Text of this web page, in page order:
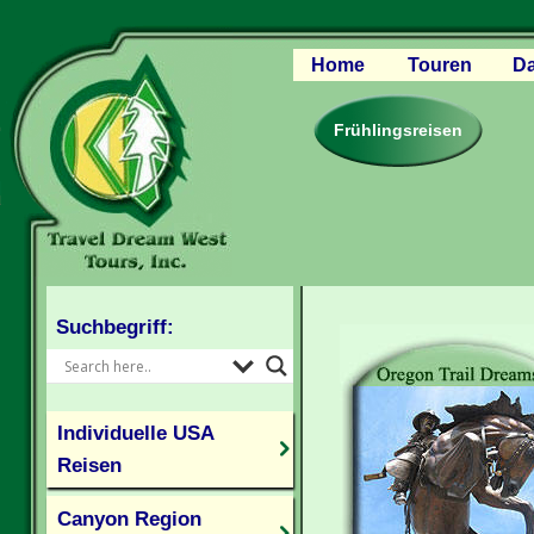
Home
Touren
Canyon Region
Rocky
Pazifischer
Frühlingsreisen
Suchbegriff:
Individuelle USA
Reisen
Canyon Region